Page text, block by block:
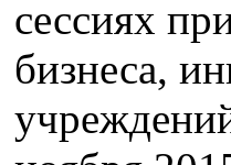
сессиях
бизнеса,